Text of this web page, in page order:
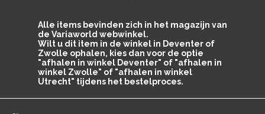
Alle items bevinden zich in het magazijn van
de Variaworld webwinkel.
Wilt u dit item in de winkel in Deventer of
Zwolle ophalen, kies dan voor de optie
"afhalen in winkel Deventer" of "afhalen in
winkel Zwolle" of "afhalen in winkel
Utrecht" tijdens het bestelproces.